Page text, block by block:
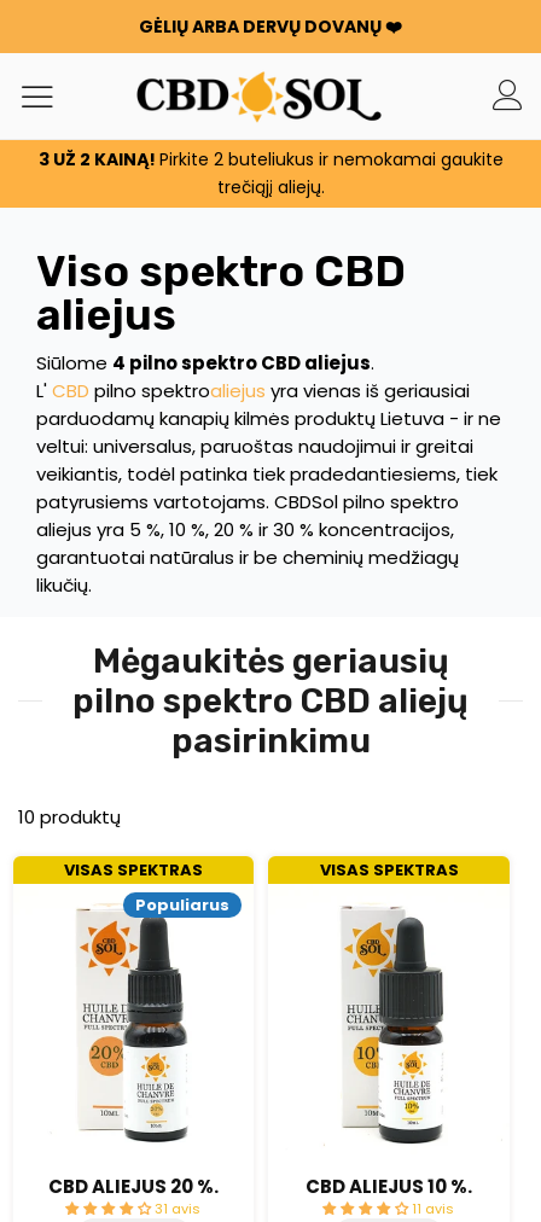
GĖLIŲ ARBA DERVŲ DOVANŲ ❤️
WATERMELON CBD NUO 0,30 €/g 🍉 !
UŽSAKYMAI DVIGUBAI ✨
KIEKVIENĄ KARTĄ, KAI IŠLEIDŽIATE 100 €, GAUNATE 100 G
GĖLIŲ ARBA DERVŲ DOVANŲ ❤️
WATERMELON CBD NUO 0,30 €/g 🍉 !
UŽSAKYMAI DVIGUBAI ✨
GĖLIŲ ARBA DERVŲ DOVANŲ ❤️
3 UŽ 2 KAINĄ! Pirkite 2 buteliukus ir nemokamai gaukite
trečiąjį aliejų.
Viso spektro CBD
aliejus
Siūlome 4 pilno spektro CBD aliejus.
L'CBD pilno spektroaliejus yra vienas iš geriausiai
parduodamų kanapių kilmės produktų Lietuva - ir ne
veltui: universalus, paruoštas naudojimui ir greitai
veikiantis, todėl patinka tiek pradedantiesiems, tiek
patyrusiems vartotojams. CBDSol pilno spektro
aliejus yra 5 %, 10 %, 20 % ir 30 % koncentracijos,
garantuotai natūralus ir be cheminių medžiagų
likučių.
Mėgaukitės geriausių
pilno spektro CBD aliejų
pasirinkimu
10 produktų
VISAS SPEKTRAS
Populiarus
CBD ALIEJUS 20 %.
31 avis
VISAS SPEKTRAS
CBD ALIEJUS 10 %.
11 avis